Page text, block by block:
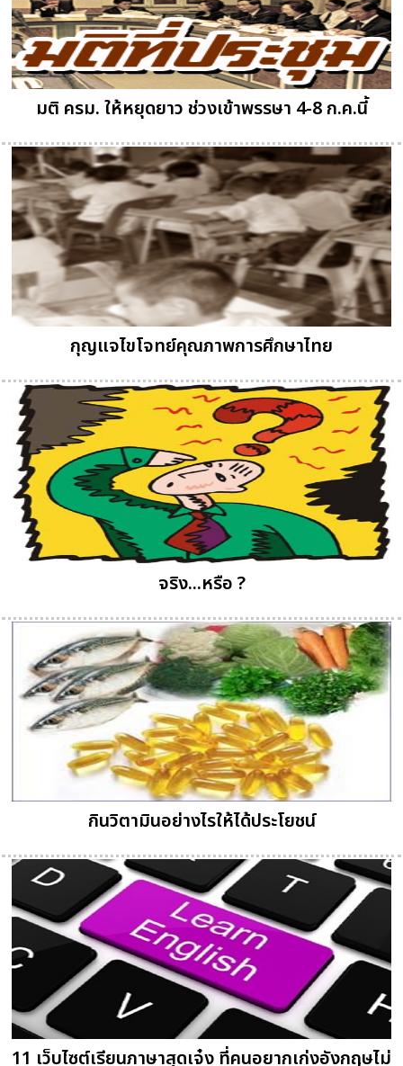
มติ ครม. ให้หยุดยาว ช่วงเข้าพรรษา 4-8 ก.ค.นี้
กุญแจไขโจทย์คุณภาพการศึกษาไทย
จริง...หรือ ?
กินวิตามินอย่างไรให้ได้ประโยชน์
11 เว็บไซต์เรียนภาษาสุดเจ๋ง ที่คนอยากเก่งอังกฤษไม่